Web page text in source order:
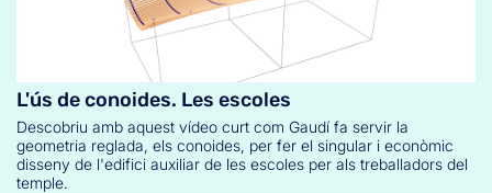
L'ús de conoides. Les escoles
Descobriu amb aquest vídeo curt com Gaudí fa servir la
geometria reglada, els conoides, per fer el singular i econòmic
disseny de l'edifici auxiliar de les escoles per als treballadors del
temple.